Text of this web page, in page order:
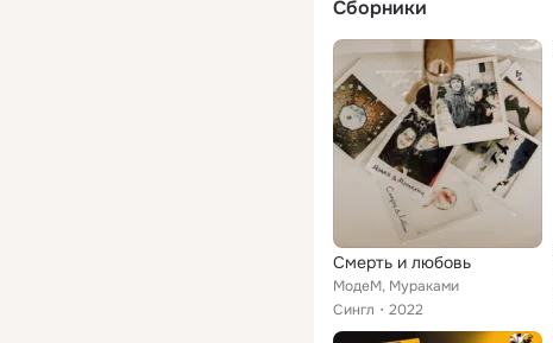
Сборники
Смерть и любовь
МодеМ, Мураками
Сингл
2022